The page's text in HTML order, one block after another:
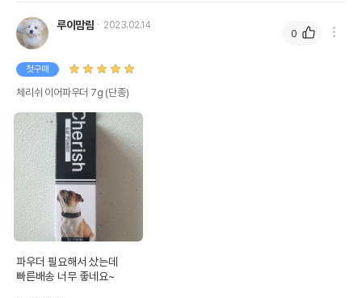
루이맘림 2023.02.14
첫구매
체리쉬 이어파우더 7g (단종)
파우더 필요해서 샀는데
빠른배송 너무 좋네요~
0